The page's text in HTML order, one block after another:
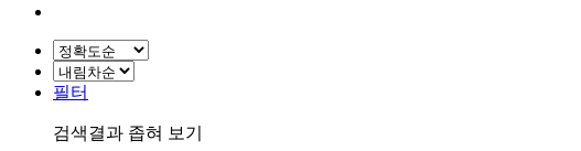
필터
검색결과 좁혀 보기